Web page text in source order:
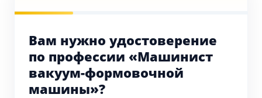
Вам нужно удостоверение
по профессии «Машинист
вакуум-формовочной
машины»?